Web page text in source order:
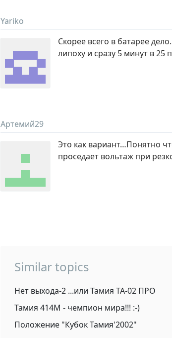
Yariko
Скорее всего в батарее
липоху и сразу 5 минут в 25
Артемий29
Это как вариант…Понятно
проседает вольтаж при
Similar topics
Нет выхода-2 ...или Тамия ТА-02 ПРО
Тамия 414М - чемпион мира!!! :-)
Положение "Кубок Тамия'2002"